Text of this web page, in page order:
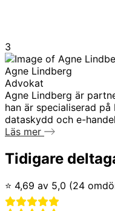
3
Agne Lindberg
Advokat
Agne Lindberg är
han är specialiserad
dataskydd och e-
Läs mer
Tidigare
⭐ 4,69 av 5,0 (24